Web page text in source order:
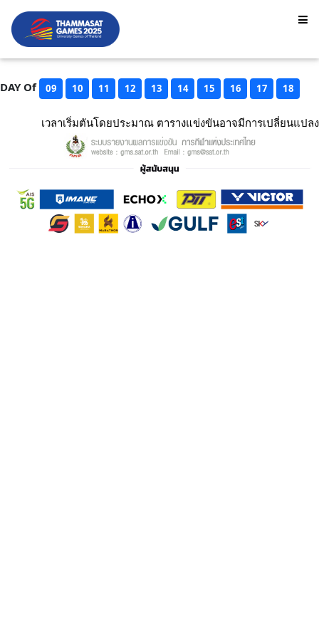
DAY Of 09 10 11 12 13 14 15 16 17 18
เวลาเริ่มตันโดยประมาณ ตารางแข่งขันอาจมีการเปลี่ยนแปลง